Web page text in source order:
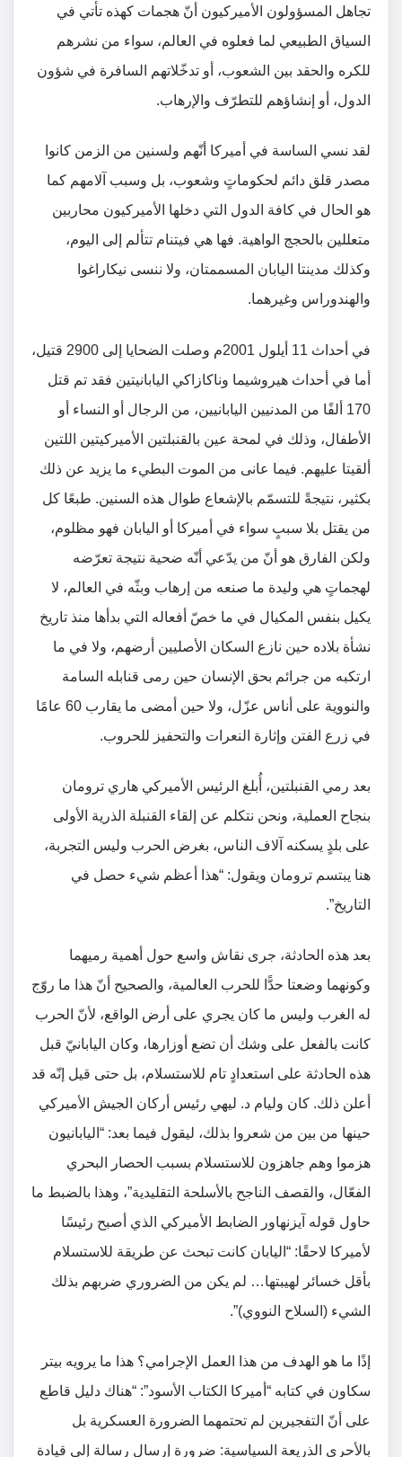
تجاهل المسؤولون الأميركيون أنّ هجمات كهذه تأتي في
السياق الطبيعي لما فعلوه في العالم، سواء من نشرهم
للكره والحقد بين الشعوب، أو تدخّلاتهم السافرة في شؤون
الدول، أو إنشاؤهم للتطرّف والإرهاب.
لقد نسي الساسة في أميركا أنّهم ولسنين من الزمن كانوا
مصدر قلق دائم لحكوماتٍ وشعوب، بل وسبب آلامهم كما
هو الحال في كافة الدول التي دخلها الأميركيون محاربين
متعللين بالحجج الواهية. فها هي فيتنام تتألم إلى اليوم،
وكذلك مدينتا اليابان المسممتان، ولا ننسى نيكاراغوا
والهندوراس وغيرهما.
في أحداث 11 أيلول 2001م وصلت الضحايا إلى 2900 قتيل،
أما في أحداث هيروشيما وناكازاكي اليابانيتين فقد تم قتل
170 ألفًا من المدنيين اليابانيين، من الرجال أو النساء أو
الأطفال، وذلك في لمحة عين بالقنبلتين الأميركيتين اللتين
ألقيتا عليهم. فيما عانى من الموت البطيء ما يزيد عن ذلك
بكثير، نتيجةً للتسمّم بالإشعاع طوال هذه السنين. طبعًا كل
من يقتل بلا سببٍ سواء في أميركا أو اليابان فهو مظلوم،
ولكن الفارق هو أنّ من يدّعي أنّه ضحية نتيجة تعرّضه
لهجماتٍ هي وليدة ما صنعه من إرهاب وبثّه في العالم، لا
يكيل بنفس المكيال في ما خصّ أفعاله التي بدأها منذ تاريخ
نشأة بلاده حين نازع السكان الأصليين أرضهم، ولا في ما
ارتكبه من جرائم بحق الإنسان حين رمى قنابله السامة
والنووية على أناس عزّل، ولا حين أمضى ما يقارب 60 عامًا
في زرع الفتن وإثارة النعرات والتحفيز للحروب.
بعد رمي القنبلتين، أُبلغ الرئيس الأميركي هاري ترومان
بنجاح العملية، ونحن نتكلم عن إلقاء القنبلة الذرية الأولى
على بلدٍ يسكنه آلاف الناس، بغرض الحرب وليس التجربة،
هنا يبتسم ترومان ويقول: “هذا أعظم شيء حصل في
التاريخ”.
بعد هذه الحادثة، جرى نقاش واسع حول أهمية رميهما
وكونهما وضعتا حدًّا للحرب العالمية، والصحيح أنّ هذا ما روّج
له الغرب وليس ما كان يجري على أرض الواقع، لأنّ الحرب
كانت بالفعل على وشك أن تضع أوزارها، وكان اليابانيّ قبل
هذه الحادثة على استعدادٍ تام للاستسلام، بل حتى قيل إنّه قد
أعلن ذلك. كان وليام د. ليهي رئيس أركان الجيش الأميركي
حينها من بين من شعروا بذلك، ليقول فيما بعد: “اليابانيون
هزموا وهم جاهزون للاستسلام بسبب الحصار البحري
الفعّال، والقصف الناجح بالأسلحة التقليدية”، وهذا بالضبط ما
حاول قوله آيزنهاور الضابط الأميركي الذي أصبح رئيسًا
لأميركا لاحقًا: “اليابان كانت تبحث عن طريقة للاستسلام
بأقل خسائر لهيبتها… لم يكن من الضروري ضربهم بذلك
الشيء (السلاح النووي)”.
إذًا ما هو الهدف من هذا العمل الإجرامي؟ هذا ما يرويه بيتر
سكاون في كتابه “أميركا الكتاب الأسود”: “هناك دليل قاطع
على أنّ التفجيرين لم تحتمهما الضرورة العسكرية بل
بالأحرى الذريعة السياسية: ضرورة إرسال رسالة إلى قيادة